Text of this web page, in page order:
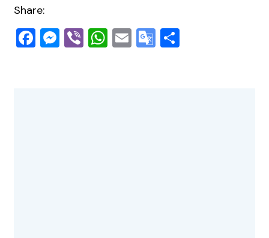
Share:
Facebook
Messenger
ViberWhatsApp
EmailGoogle